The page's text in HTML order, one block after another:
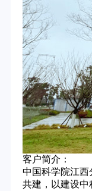
客户简介：
中国科学院江
共建，以建设